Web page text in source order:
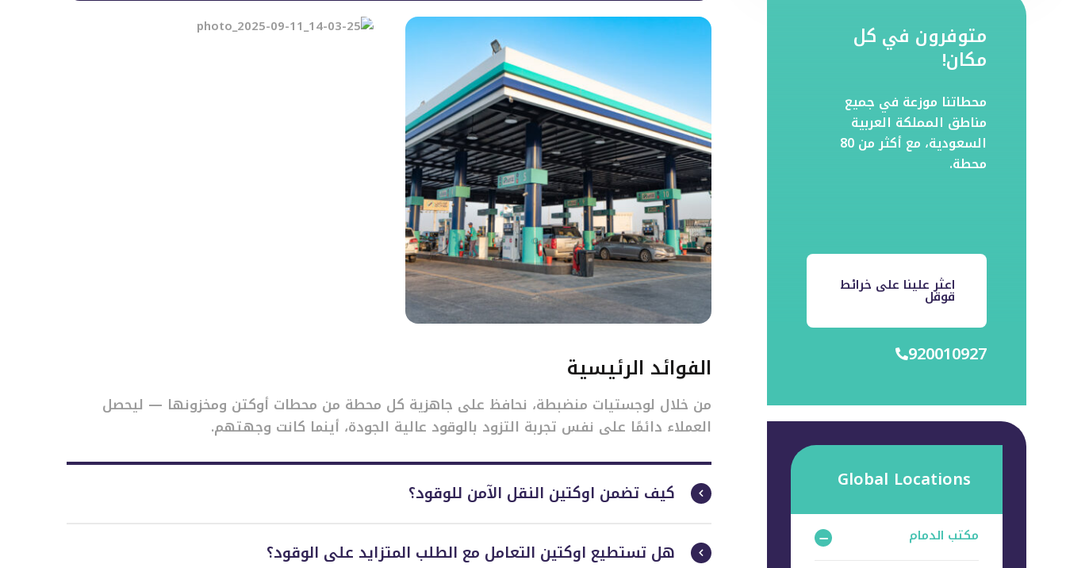
متوفرون في كل
مكان!
محطاتنا موزعة في جميع
مناطق المملكة العربية
السعودية، مع أكثر من 80
محطة.
اعثر علينا على خرائط
قوقل
920010927
Global Locations
مكتب الدمام
الفوائد الرئيسية
من خلال لوجستيات منضبطة، نحافظ على جاهزية كل محطة من محطات أوكتن ومخزونها — ليحصل
العملاء دائمًا على نفس تجربة التزود بالوقود عالية الجودة، أينما كانت وجهتهم.
كيف تضمن اوكتين النقل الآمن للوقود؟
هل تستطيع اوكتين التعامل مع الطلب المتزايد على الوقود؟